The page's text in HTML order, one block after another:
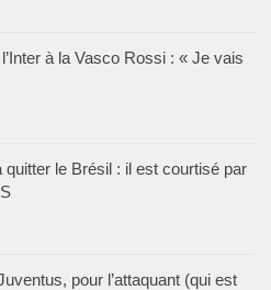
à la Vasco Rossi : « Je vais
quitter le Brésil : il est courtisé par
pour l’attaquant (qui est